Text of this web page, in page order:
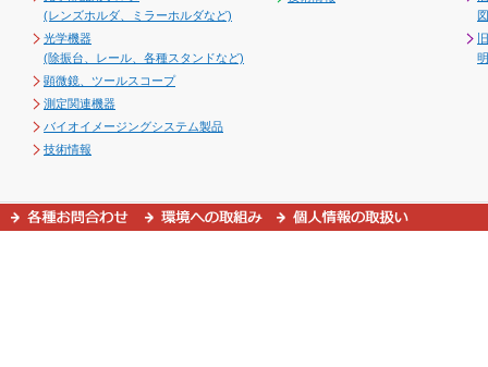
(レンズホルダ、ミラーホルダなど)
光学機器
(除振台、レール、各種スタンドなど)
顕微鏡、ツールスコープ
測定関連機器
バイオイメージングシステム製品
技術情報